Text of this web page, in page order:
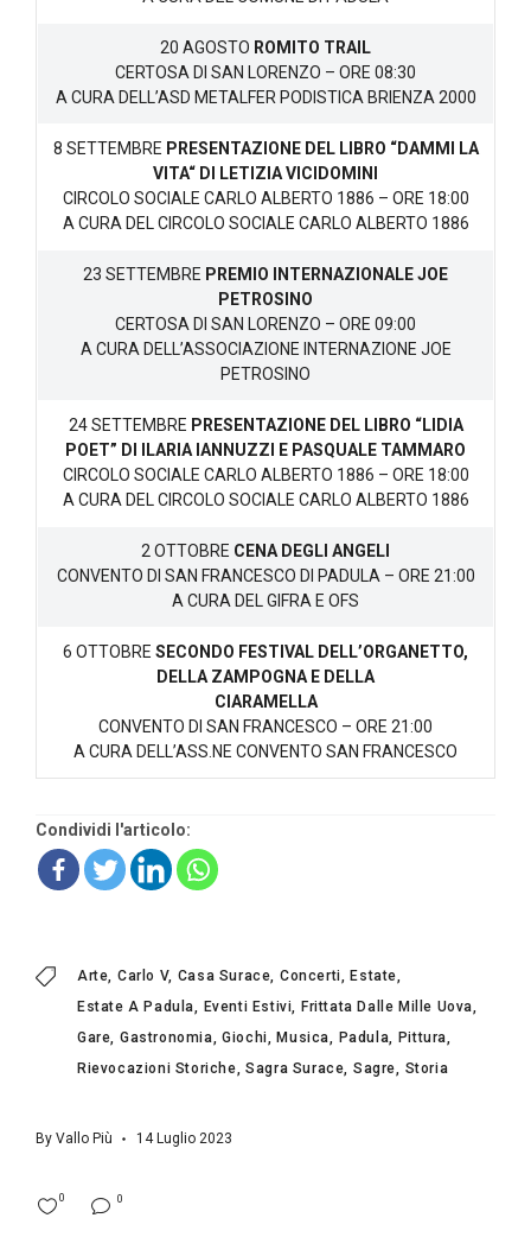
20 AGOSTO ROMITO TRAIL
CERTOSA DI SAN LORENZO – ORE 08:30
A CURA DELL’ASD METALFER PODISTICA BRIENZA 2000
8 SETTEMBRE PRESENTAZIONE DEL LIBRO “DAMMI LA
VITA“ DI LETIZIA VICIDOMINI
CIRCOLO SOCIALE CARLO ALBERTO 1886 – ORE 18:00
A CURA DEL CIRCOLO SOCIALE CARLO ALBERTO 1886
23 SETTEMBRE PREMIO INTERNAZIONALE JOE
PETROSINO
CERTOSA DI SAN LORENZO – ORE 09:00
A CURA DELL’ASSOCIAZIONE INTERNAZIONE JOE
PETROSINO
24 SETTEMBRE PRESENTAZIONE DEL LIBRO “LIDIA
POET” DI ILARIA IANNUZZI E PASQUALE TAMMARO
CIRCOLO SOCIALE CARLO ALBERTO 1886 – ORE 18:00
A CURA DEL CIRCOLO SOCIALE CARLO ALBERTO 1886
2 OTTOBRE CENA DEGLI ANGELI
CONVENTO DI SAN FRANCESCO DI PADULA – ORE 21:00
A CURA DEL GIFRA E OFS
6 OTTOBRE SECONDO FESTIVAL DELL’ORGANETTO,
DELLA ZAMPOGNA E DELLA
CIARAMELLA
CONVENTO DI SAN FRANCESCO – ORE 21:00
A CURA DELL’ASS.NE CONVENTO SAN FRANCESCO
Condividi l'articolo:
Arte Carlo V Casa Surace Concerti
Estate
Estate A Padula
Eventi Estivi
Frittata Dalle Mille Uova
Gare Gastronomia Giochi Musica Padula
Pittura
Rievocazioni Storiche Sagra Surace Sagre Storia
By Vallo Più 14 Luglio 2023
0
0